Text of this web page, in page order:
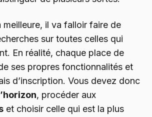
meilleure, il va falloir faire de
sur toutes celles qui
En réalité, chaque place de
ses propres fonctionnalités et
d’inscription. Vous devez donc
, procéder aux
et choisir celle qui est la plus